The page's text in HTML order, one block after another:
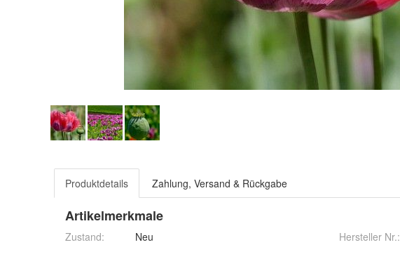
Produktdetails Zahlung, Versand & Rückgabe
Artikelmerkmale
Zustand: Neu Hersteller Nr.: